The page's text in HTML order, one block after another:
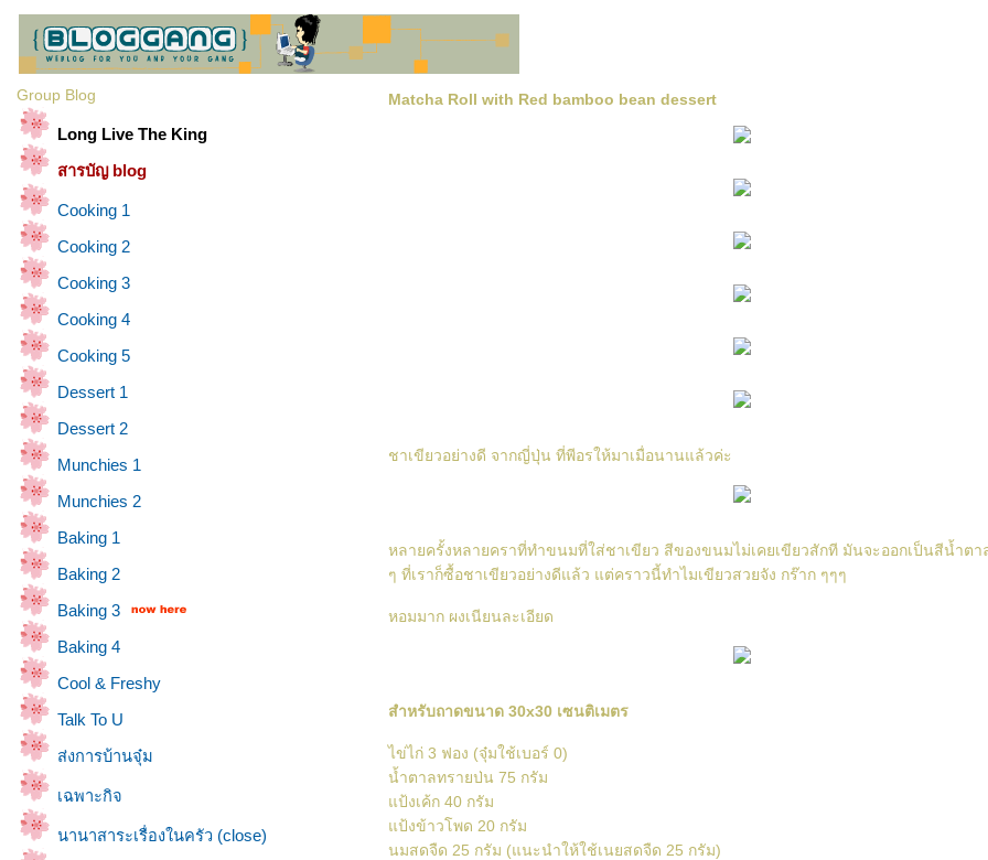
Group Blog
Long Live The King
สารบัญ blog
Cooking 1
Cooking 2
Cooking 3
Cooking 4
Cooking 5
Dessert 1
Dessert 2
Munchies 1
Munchies 2
Baking 1
Baking 2
Baking 3
Baking 4
Cool & Freshy
Talk To U
ส่งการบ้านจุ๋ม
เฉพาะกิจ
นานาสาระเรื่องในครัว (close)
Matcha Roll with Red bamboo bean dessert
ชาเขียวอย่างดี จากญี่ปุ่น ที่พีอรให้มาเมื่อนานแล้วค่ะ
หลายครั้งหลายคราที่ทำขนมที่ใส่ชาเขียว สีของขนมไม่เคยเขียวสักที มันจะออกเป็นสีน้ำตา
ๆ ที่เราก็ซื้อชาเขียวอย่างดีแล้ว แต่คราวนี้ทำไมเขียวสวยจัง กร๊าก ๆๆๆ
หอมมาก ผงเนียนละเอียด
สำหรับถาดขนาด 30x30 เซนติเมตร
ไข่ไก่ 3 ฟอง (จุ๋มใช้เบอร์ 0)
น้ำตาลทรายป่น 75 กรัม
ป้งเค้ก 40 กรัม
ป้งข้าวโพด 20 กรัม
นมสดจืด 25 กรัม (แนะนำให้ใช้เนยสดจืด 25 กรัม)